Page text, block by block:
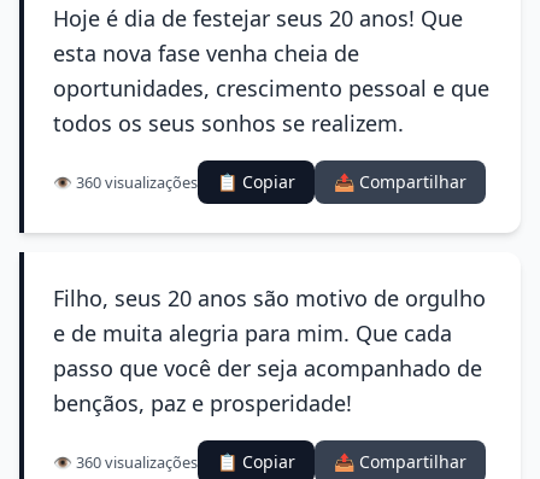
Hoje é dia de festejar seus 20 anos! Que
esta nova fase venha cheia de
oportunidades, crescimento pessoal e que
todos os seus sonhos se realizem.
👁️ 360 visualizações 📋 Copiar 📤 Compartilhar
Filho, seus 20 anos são motivo de orgulho
e de muita alegria para mim. Que cada
passo que você der seja acompanhado de
bençãos, paz e prosperidade!
👁️ 360 visualizações 📋 Copiar 📤 Compartilhar